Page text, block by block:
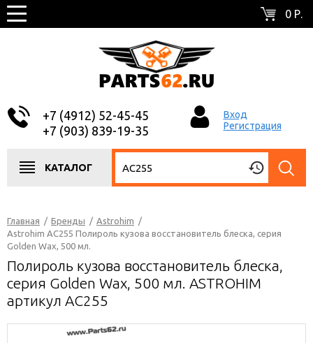
0 Р.
+7 (4912) 52-45-45
+7 (903) 839-19-35
Вход
Регистрация
КАТАЛОГ
Главная / Бренды / Astrohim /
Astrohim AC255 Полироль кузова восстановитель блеска, серия
Golden Wax, 500 мл.
Полироль кузова восстановитель блеска,
серия Golden Wax, 500 мл. ASTROHIM
артикул AC255